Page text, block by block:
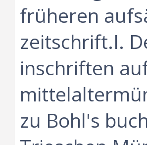
früheren
zeitschrift.I.
inschriften
zu Bohl's